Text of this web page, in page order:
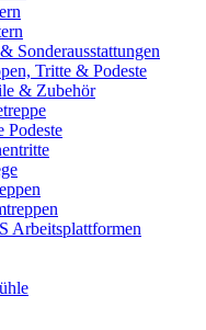
Sonderausstattungen
Tritte & Podeste
& Zubehör
Podeste
Arbeitsplattformen